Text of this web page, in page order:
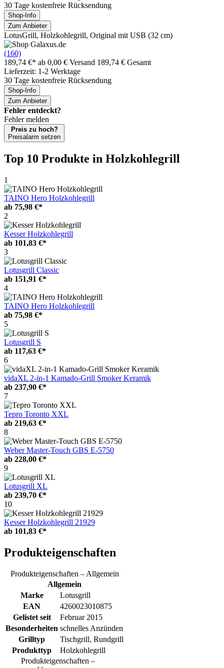
30 Tage kostenfreie Rücksendung
Shop-Info
Zum Anbieter
LotusGrill, Holzkohlegrill, Original mit USB (32 cm)
(160)
189,74 €* ab 0,00 € Versand 189,74 € Gesamt
Lieferzeit: 1-2 Werktage
30 Tage kostenfreie Rücksendung
Shop-Info
Zum Anbieter
Fehler entdeckt?
Fehler melden
Preis zu hoch?
Preisalarm setzen
Top 10 Produkte in Holzkohlegrill
1
TAINO Hero Holzkohlegrill
ab 75,98 €*
2
Kesser Holzkohlegrill
ab 101,83 €*
3
Lotusgrill Classic
ab 151,91 €*
4
TAINO Hero Holzkohlegrill
ab 75,98 €*
5
Lotusgrill S
ab 117,63 €*
6
vidaXL 2-in-1 Kamado-Grill Smoker Keramik
ab 237,90 €*
7
Tepro Toronto XXL
ab 219,63 €*
8
Weber Master-Touch GBS E-5750
ab 228,00 €*
9
Lotusgrill XL
ab 239,70 €*
10
Kesser Holzkohlegrill 21929
ab 101,83 €*
Produkteigenschaften
Produkteigenschaften – Allgemein
Allgemein
Marke
Lotusgrill
EAN
4260023010875
Gelistet seit
Februar 2015
Besonderheiten schnelles Anzünden
Grilltyp
Tischgrill, Rundgrill
Produkttyp
Holzkohlegrill
Produkteigenschaften –